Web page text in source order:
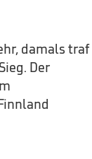
damals traf
Der